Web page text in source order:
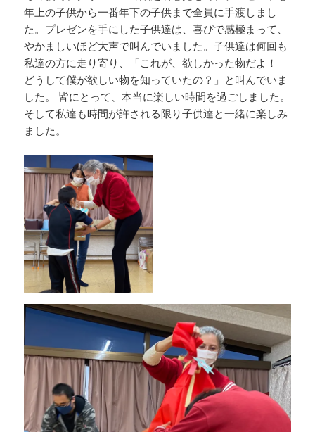
年上の子供から一番年下の子供まで全員に手渡しまし
た。プレゼンを手にした子供達は、喜びで感極まって、
やかましいほど大声で叫んでいました。子供達は何回も
私達の方に走り寄り、「これが、欲しかった物だよ！
どうして僕が欲しい物を知っていたの？」と叫んでいま
した。 皆にとって、本当に楽しい時間を過ごしました。
そして私達も時間が許される限り子供達と一緒に楽しみ
ました。